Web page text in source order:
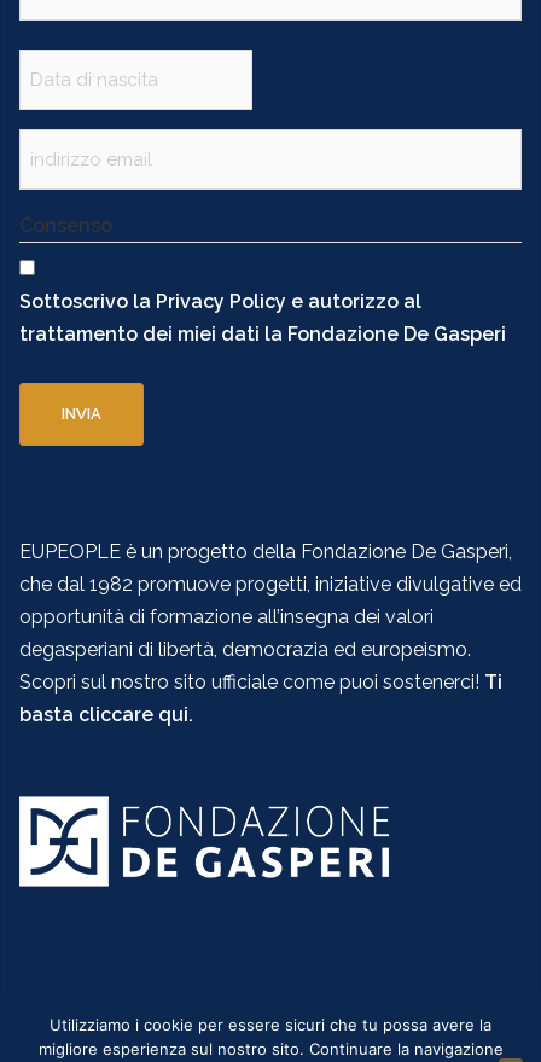
Consenso
Sottoscrivo la Privacy Policy e autorizzo al
trattamento dei miei dati la Fondazione De Gasperi
EUPEOPLE è un progetto della Fondazione De Gasperi,
che dal 1982 promuove progetti, iniziative divulgative ed
opportunità di formazione all’insegna dei valori
degasperiani di libertà, democrazia ed europeismo.
Scopri sul nostro sito ufficiale come puoi sostenerci! Ti
basta cliccare qui.
Utilizziamo i cookie per essere sicuri che tu possa avere la
migliore esperienza sul nostro sito. Continuare la navigazione